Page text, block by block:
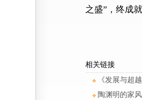
之盛”，终成
相关链接
《发展与超
陶渊明的家